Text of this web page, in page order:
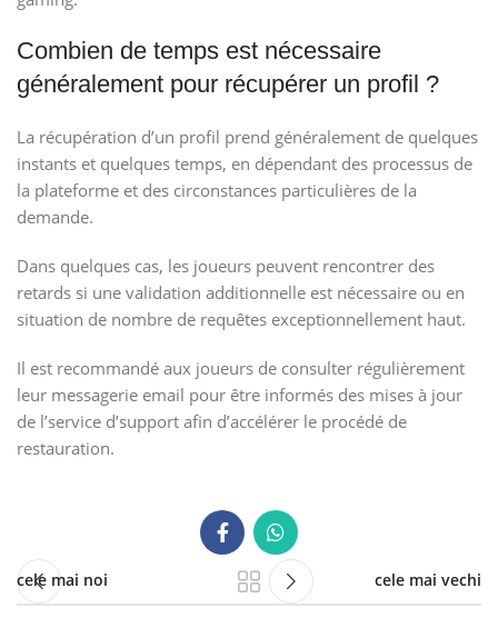
Combien de temps est nécessaire
généralement pour récupérer un profil ?
La récupération d’un profil prend généralement de quelques
instants et quelques temps, en dépendant des processus de
la plateforme et des circonstances particulières de la
demande.
Dans quelques cas, les joueurs peuvent rencontrer des
retards si une validation additionnelle est nécessaire ou en
situation de nombre de requêtes exceptionnellement haut.
Il est recommandé aux joueurs de consulter régulièrement
leur messagerie email pour être informés des mises à jour
de l’service d’support afin d’accélérer le procédé de
restauration.
cele mai noi cele mai vechi